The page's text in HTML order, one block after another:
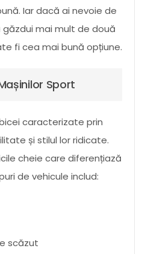
Iar dacă ai nevoie de
mai mult de două
fi cea mai bună opțiune.
Sport
caracterizate prin
și stilul lor ridicate.
cheie care diferențiază
de vehicule includ:
scăzut